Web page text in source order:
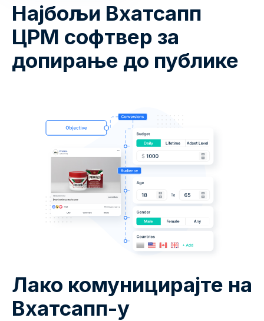
Најбољи Вхатсапп
ЦРМ софтвер за
допирање до публике
Лако комуницирајте на
Вхатсапп-у